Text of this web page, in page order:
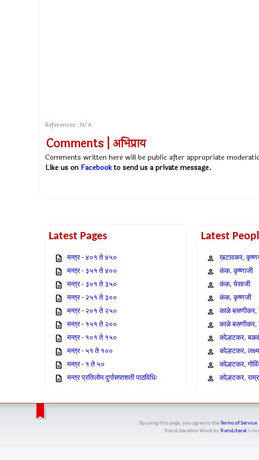
References : N/A
Comments | अभिप्राय
Comments written here will be public after appropriate
Like us on Facebookto send us a private message.
Latest Pages
मन्त्र - ४०१ ते ४५०
मन्त्र - ३५१ ते ४००
मन्त्र - ३०१ ते ३५०
मन्त्र - २५१ ते ३००
मन्त्र - २०१ ते २५०
मन्त्र - १५१ ते २००
मन्त्र - १०१ ते १५०
मन्त्र - ५१ ते १००
मन्त्र - १ ते ५०
मन्त्र प्रतिलोम दुर्गासप्तशती पाठविधिः
Latest
खटावकर,
कंक, कृष्णाजी
कंक, येसाजी
कंक, कृष्णजी
काळे बसणीकर,
काळे बसणीकर,
कोल्हटकर,
कोल्हटकर,
कोल्हटकर,
कोल्हटकर,
By using this page, you agree to the Terms of Service.
TransLiteration Workby TransLiteral is